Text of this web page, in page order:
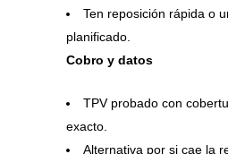
Ten reposición rápida o
planificado.
Cobro y datos
TPV probado con
exacto.
Alternativa por si cae la